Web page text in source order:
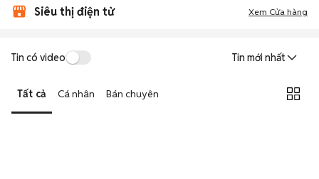
Siêu thị điện tử Xem Cửa hàng
Tin có video Tin mới nhất
Tất cả Cá nhân Bán chuyên